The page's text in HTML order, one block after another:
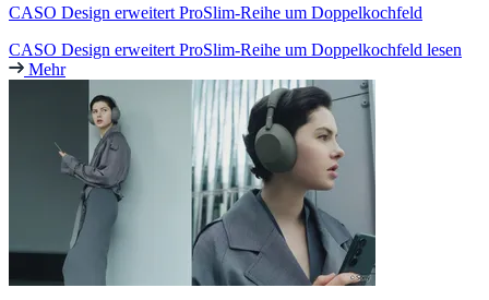
CASO Design erweitert ProSlim-Reihe um Doppelkochfeld
CASO Design erweitert ProSlim-Reihe um Doppelkochfeld lesen
Mehr